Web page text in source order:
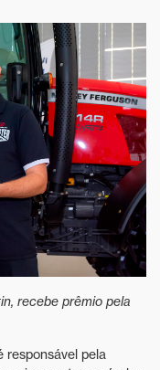
recebe prêmio pela
responsável pela